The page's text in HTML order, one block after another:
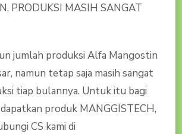
PRODUKSI MASIH SANGAT
jumlah produksi Alfa Mangostin
namun tetap saja masih sangat
tiap bulannya. Untuk itu bagi
produk MANGGISTECH,
CS kami di